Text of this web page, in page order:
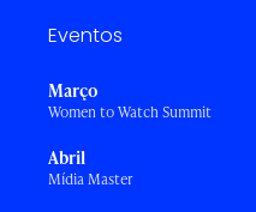
Eventos
Março
Women to Watch Summit
Abril
Mídia Master